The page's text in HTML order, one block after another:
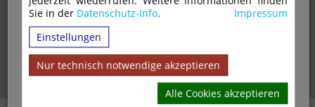
Sie in der Datenschutz-Info.
Impressum
Einstellungen
Nur technisch notwendige akzeptieren
Alle Cookies akzeptieren
DATENSCHUTZ
WIDERRUFSRECHT
AGB
VERSAND & ZAHLUNGSARTEN
WARENKORB
Alle Preise inkl. 19% MwSt. zzgl. Versandkosten | Copyright © 2026 Stempel Toenges GmbH - Alle Rechte vorbehalten